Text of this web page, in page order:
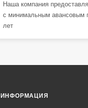
Наша компания
с минимальным авансовым
лет
ИНФОРМАЦИЯ